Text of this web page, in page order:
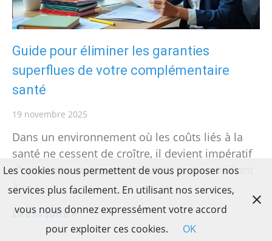
Guide pour éliminer les garanties
superflues de votre complémentaire
santé
19 novembre 2025
Dans un environnement où les coûts liés à la
santé ne cessent de croître, il devient impératif
d’optimiser sa couverture santé tout en veillant
à
Lire la suite »
Les cookies nous permettent de vous proposer nos
services plus facilement. En utilisant nos services,
vous nous donnez expressément votre accord
pour exploiter ces cookies.
OK